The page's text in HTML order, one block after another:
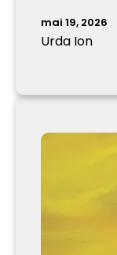
mai 19, 2026
Urda Ion